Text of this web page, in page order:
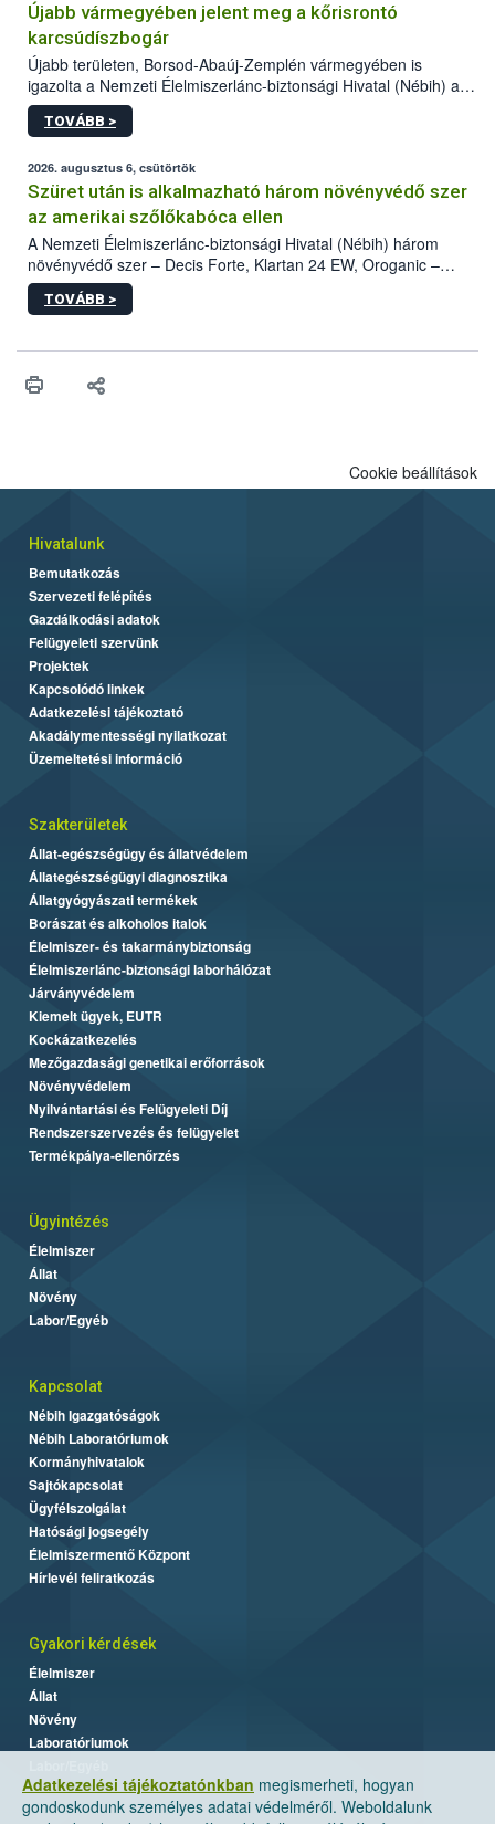
Újabb vármegyében jelent meg a kőrisrontó
karcsúdíszbogár
Újabb területen, Borsod-Abaúj-Zemplén vármegyében is
igazolta a Nemzeti Élelmiszerlánc-biztonsági Hivatal (Nébih) a
kőrisrontó karcsúdíszbogár (Agrilus planipennis) jelenlétét. A
kártevőt nem csak színcsapdában találták meg, de már fertőzött
az intenzív felderítést, emellett az intézkedéseket a szlovák
hatósággal is összehangolják a terjedés megállítása érdekében.
TOVÁBB >
2026. augusztus 6, csütörtök
Szüret után is alkalmazható három növényvédő szer
az amerikai szőlőkabóca ellen
A Nemzeti Élelmiszerlánc-biztonsági Hivatal (Nébih) három
növényvédő szer – Decis Forte, Klartan 24 EW, Oroganic –
engedélyokiratát módosította, így azok a szüretet követően,
egészen a vesszőérettség (BBCH 91) stádiumáig
érésű szőlőkben is legyen lehetőség a károsító elleni további
felhasználók számára is elérhető és ökológiai termesztésben is
TOVÁBB >
Adatkezelési tájékoztatónkban megismerheti, hogyan
gondoskodunk személyes adatai védelméről. Weboldalunk
Cookie beállítások
Hivatalunk
Bemutatkozás
Szervezeti felépítés
Gazdálkodási adatok
Felügyeleti szervünk
Projektek
Kapcsolódó linkek
Adatkezelési tájékoztató
Akadálymentességi nyilatkozat
Üzemeltetési információ
Szakterületek
Állat-egészségügy és állatvédelem
Állategészségügyi diagnosztika
Állatgyógyászati termékek
Borászat és alkoholos italok
Élelmiszer- és takarmánybiztonság
Élelmiszerlánc-biztonsági laborhálózat
Járványvédelem
Kiemelt ügyek, EUTR
Kockázatkezelés
Mezőgazdasági genetikai erőforrások
Növényvédelem
Nyilvántartási és Felügyeleti Díj
Rendszerszervezés és felügyelet
Termékpálya-ellenőrzés
Ügyintézés
Élelmiszer
Állat
Növény
Labor/Egyéb
Kapcsolat
Nébih Igazgatóságok
Nébih Laboratóriumok
Kormányhivatalok
Sajtókapcsolat
Ügyfélszolgálat
Hatósági jogsegély
Élelmiszermentő Központ
Hírlevél feliratkozás
Gyakori kérdések
Élelmiszer
Állat
Növény
Laboratóriumok